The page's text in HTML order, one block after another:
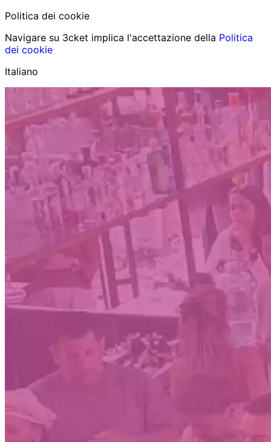
Politica dei cookie
Navigare su 3cket implica l'accettazione della Politica
dei cookie
Italiano